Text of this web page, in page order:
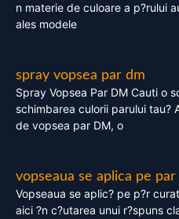
n materie de culoare a p?rului
ales modele
spray vopsea par dm
Spray Vopsea Par DM Cauti o
schimbarea culorii parului tau?
de vopsea par DM, o
vopseaua se aplica pe
Vopseaua se aplic? pe p?r
aici ?n c?utarea unui r?spuns